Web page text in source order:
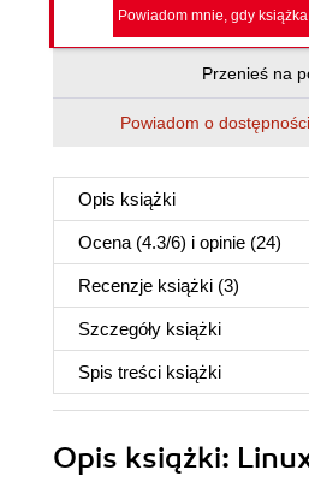
Powiadom mnie, gdy
Przenieś na
Powiadom o
Opis książki
Ocena (4.3/6) i opinie (24)
Recenzje książki (3)
Szczegóły książki
Spis treści książki
Opis książki: